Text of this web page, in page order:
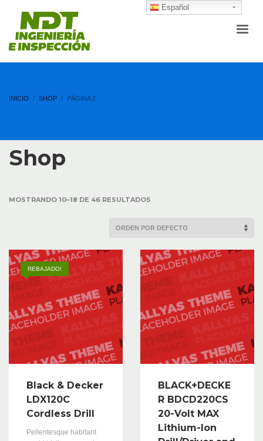
INICIO SHOP PÁGINA 2
Shop
MOSTRANDO 10–18 DE 46 RESULTADOS
REBAJADO!
Black & Decker
LDX120C
Cordless Drill
Pellentesque habitant
BLACK+DECKE
R BDCD220CS
20-Volt MAX
Lithium-Ion
Español